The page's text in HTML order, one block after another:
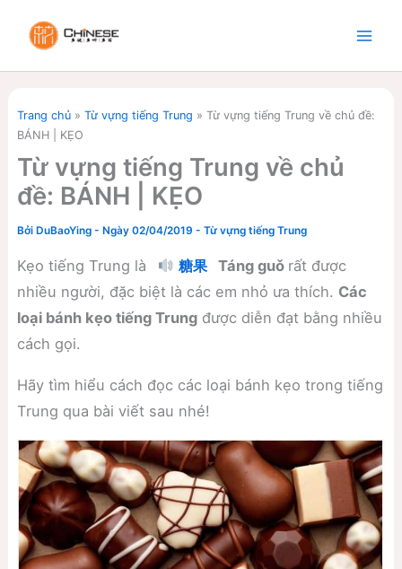
Trang chủ» Từ vựng tiếng Trung » Từ vựng tiếng Trung về chủ đề:
BÁNH | KẸO
Từ vựng tiếng Trung về chủ
đề: BÁNH | KẸO
Bởi DuBaoYing - Ngày 02/04/2019 - Từ vựng tiếng Trung
Kẹo tiếng Trung là 糖果 Táng guǒ rất được
nhiều người, đặc biệt là các em nhỏ ưa thích. Các
loại bánh kẹo tiếng Trungđược diễn đạt bằng nhiều
cách gọi.
Hãy tìm hiểu cách đọc các loại bánh kẹo trong tiếng
Trung qua bài viết sau nhé!